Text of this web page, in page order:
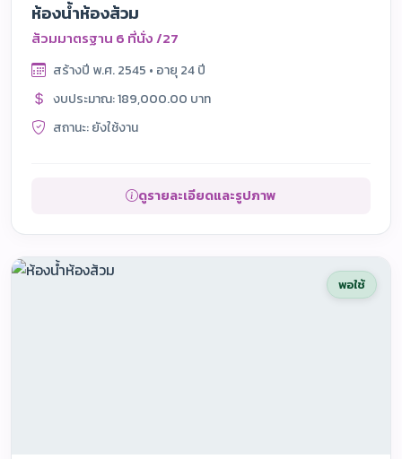
ห้องน้ำห้องส้วม
ส้วมมาตรฐาน 6 ที่นั่ง /27
สร้างปี พ.ศ. 2545 • อายุ 24 ปี
งบประมาณ: 189,000.00 บาท
สถานะ: ยังใช้งาน
ดูรายละเอียดและรูปภาพ
พอใช้